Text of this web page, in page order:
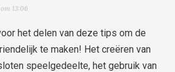
13:06
het delen van deze tips om de
te maken! Het creëren van
speelgedeelte, het gebruik van